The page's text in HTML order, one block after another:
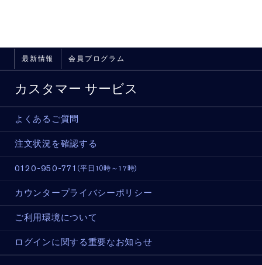
最新情報 会員プログラム
カスタマー サービス
よくあるご質問
注文状況を確認する
0120-950-771 (平日10時～17時)
カウンタープライバシーポリシー
ご利用環境について
ログインに関する重要なお知らせ